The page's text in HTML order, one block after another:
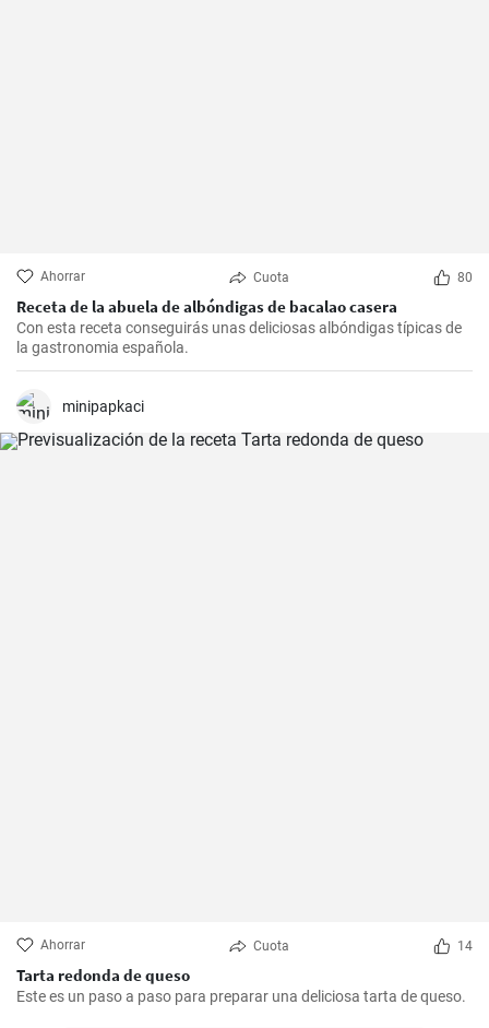
Ahorrar Cuota 80
Receta de la abuela de albóndigas de bacalao casera
Con esta receta conseguirás unas deliciosas albóndigas típicas de
la gastronomia española.
minipapkaci
Ahorrar Cuota 14
Tarta redonda de queso
Este es un paso a paso para preparar una deliciosa tarta de queso.